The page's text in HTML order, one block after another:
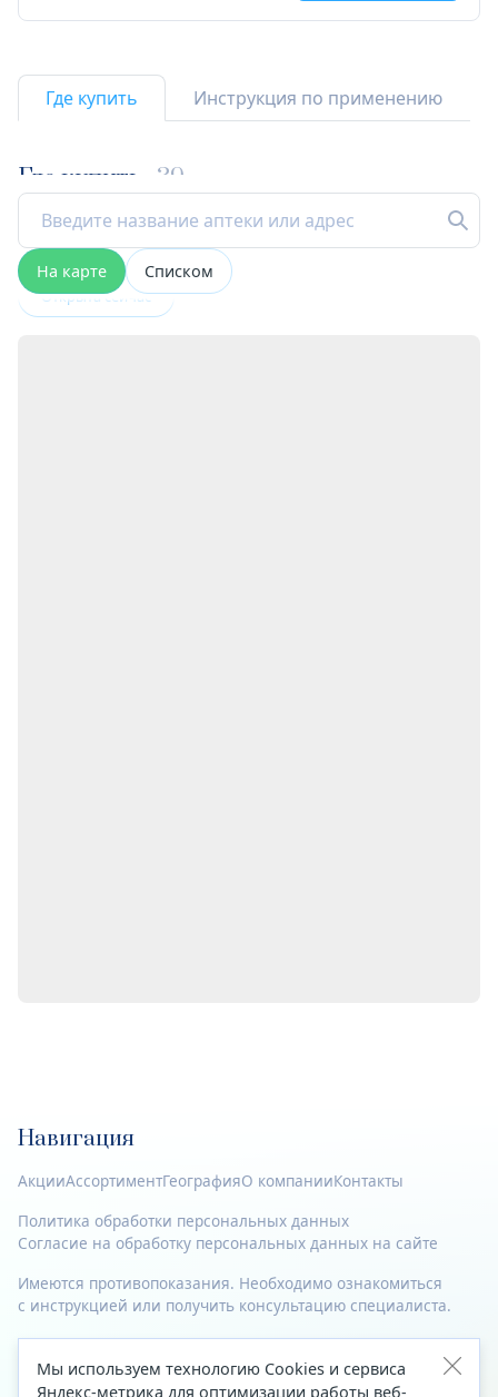
Где купить Инструкция по применению
Где купить 39
На карте Списком
Открыта сейчас
Навигация
АкцииАссортиментГеографияО компанииКонтакты
Политика обработки персональных данных
Согласие на обработку персональных данных на сайте
Имеются противопоказания. Необходимо ознакомиться
с инструкцией или получить консультацию специалиста.
© 2023—2026 Все права защищены.
Мы используем технологию Cookies и сервиса
Яндекс-метрика для оптимизации работы веб-